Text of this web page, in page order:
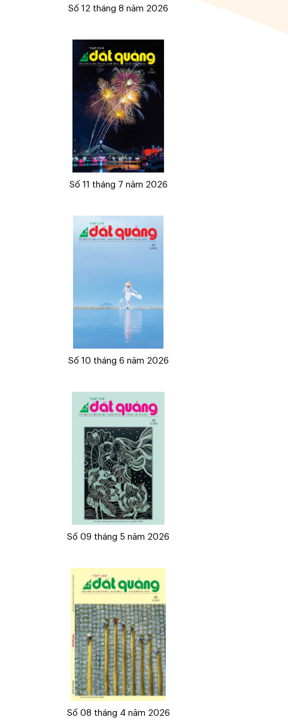
Số 12 tháng 8 năm 2026
Số 11 tháng 7 năm 2026
Số 10 tháng 6 năm 2026
Số 09 tháng 5 năm 2026
Số 08 tháng 4 năm 2026